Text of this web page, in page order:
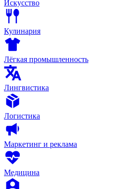
Искусство
Кулинария
Лёгкая промышленность
Лингвистика
Логистика
Маркетинг и реклама
Медицина